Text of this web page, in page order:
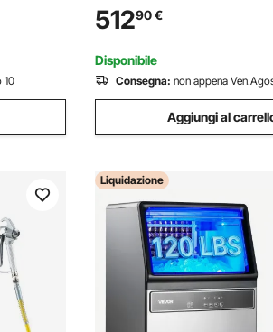
10
Margarita in Acciaio Inox,
Slush per Feste Ristoranti,
Bar
51290€
Disponibile
Consegna: non appena
Aggiungi al
Liquidazione